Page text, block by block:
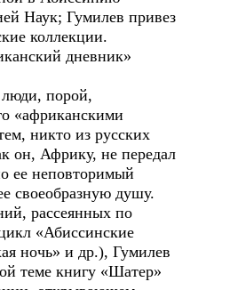
Наук; Гумилев привез
коллекции.
дневник»
порой,
«африканскими
никто из русских
он, Африку, не передал
ее неповторимый
своеобразную душу.
рассеянных по
«Абиссинские
ночь» и др.), Гумилев
теме книгу «Шатер»